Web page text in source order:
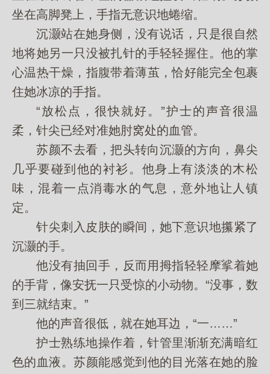
坐在高脚凳上，手指无意识地蜷缩。
沉灏站在她身侧，没有说话，只是很自然
地将她另一只没被扎针的手轻轻握住。他的掌
心温热干燥，指腹带着薄茧，恰好能完全包裹
住她冰凉的手指。
“放松点，很快就好。”护士的声音很温
柔，针尖已经对准她肘窝处的血管。
苏颜不去看，把头转向沉灏的方向，鼻尖
几乎要碰到他的衬衫。他身上有淡淡的木松
味，混着一点消毒水的气息，意外地让人镇
定。
针尖刺入皮肤的瞬间，她下意识地攥紧了
沉灏的手。
他没有抽回手，反而用拇指轻轻摩挲着她
的手背，像安抚一只受惊的小动物。“没事，数
到三就结束。”
他的声音很低，就在她耳边，“一……”
护士熟练地操作着，针管里渐渐充满暗红
色的血液。苏颜能感觉到他的目光落在她的脸